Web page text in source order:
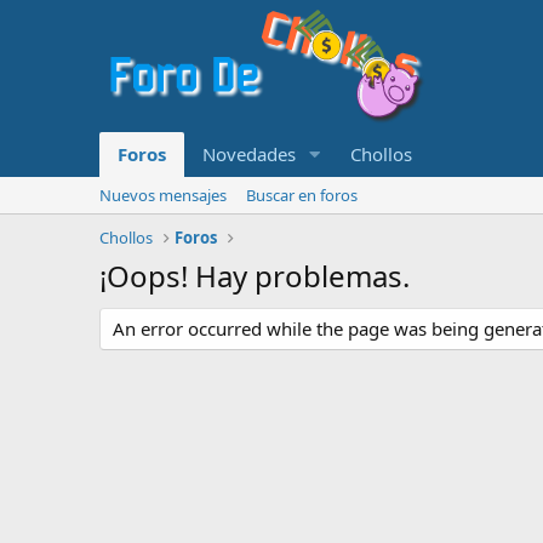
Foros Novedades Chollos
Nuevos mensajes
Buscar en foros
Chollos
Foros
¡Oops! Hay problemas.
An error occurred while the page was being